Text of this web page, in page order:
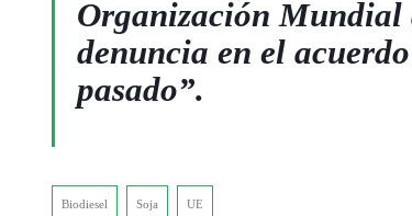
Organización Mundial
denuncia en el
pasado”.
Biodiesel Soja UE